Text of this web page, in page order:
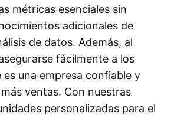
métricas esenciales sin
adicionales de
de datos. Además, al
fácilmente a los
una empresa confiable y
ventas. Con nuestras
personalizadas para el